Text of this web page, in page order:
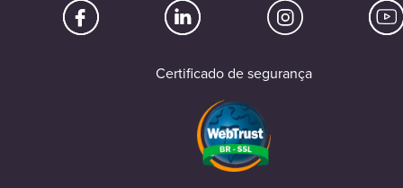
Certificado de segurança